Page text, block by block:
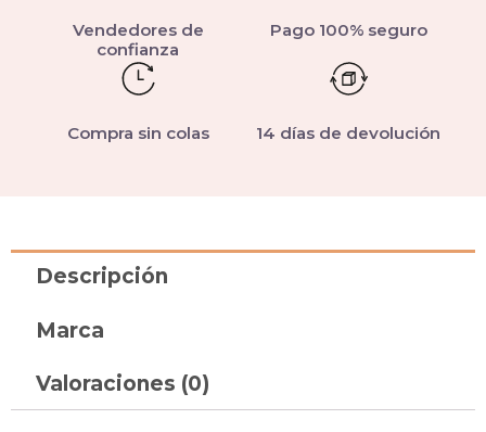
Vendedores de
confianza
Pago 100% seguro
Compra sin colas 14 días de devolución
Descripción
Marca
Valoraciones (0)